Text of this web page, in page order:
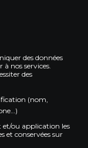
des données
nos services.
des
(nom,
et/ou application les
et conservées sur